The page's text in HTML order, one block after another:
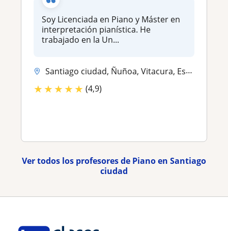
Soy Licenciada en Piano y Máster en
interpretación pianística. He
trabajado en la Un...
Santiago ciudad, Ñuñoa, Vitacura, Estacion Central, La Florida, La Reina, Providencia, Las Condes
★★★★★ (4,9)
Ver todos los profesores de Piano en Santiago
ciudad